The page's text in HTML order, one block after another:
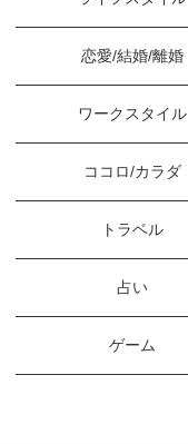
恋愛/結婚/離婚
ワークスタイル
ココロ/カラダ
トラベル
占い
ゲーム